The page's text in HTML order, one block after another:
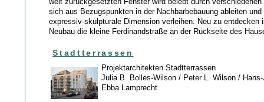
sich aus Bezugspunkten in der Nachbarbebauung ableiten
expressiv-skulpturale Dimension verleihen. Neu zu entdecken
Neubau die kleine Ferdinandstraße an der Rückseite des
Stadtterrassen
Projektarchitekten Stadtterrassen
Julia B. Bolles-Wilson / Peter L. Wilson /
Ebba Lamprecht